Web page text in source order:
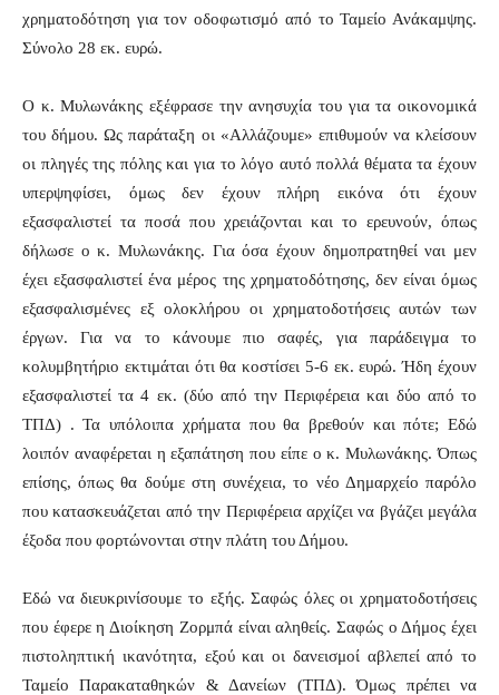
χρηματοδότηση για τον οδοφωτισμό από το Ταμείο Ανάκαμψης.
Σύνολο 28 εκ. ευρώ.
Ο κ. Μυλωνάκης εξέφρασε την ανησυχία του για τα οικονομικά
του δήμου. Ως παράταξη οι «Αλλάζουμε» επιθυμούν να κλείσουν
οι πληγές της πόλης και για το λόγο αυτό πολλά θέματα τα έχουν
υπερψηφίσει, όμως δεν έχουν πλήρη εικόνα ότι έχουν
εξασφαλιστεί τα ποσά που χρειάζονται και το ερευνούν, όπως
δήλωσε ο κ. Μυλωνάκης. Για όσα έχουν δημοπρατηθεί ναι μεν
έχει εξασφαλιστεί ένα μέρος της χρηματοδότησης, δεν είναι όμως
εξασφαλισμένες εξ ολοκλήρου οι χρηματοδοτήσεις αυτών των
έργων. Για να το κάνουμε πιο σαφές, για παράδειγμα το
κολυμβητήριο εκτιμάται ότι θα κοστίσει 5-6 εκ. ευρώ. Ήδη έχουν
εξασφαλιστεί τα 4 εκ. (δύο από την Περιφέρεια και δύο από το
ΤΠΔ) . Τα υπόλοιπα χρήματα που θα βρεθούν και πότε; Εδώ
λοιπόν αναφέρεται η εξαπάτηση που είπε ο κ. Μυλωνάκης. Όπως
επίσης, όπως θα δούμε στη συνέχεια, το νέο Δημαρχείο παρόλο
που κατασκευάζεται από την Περιφέρεια αρχίζει να βγάζει μεγάλα
έξοδα που φορτώνονται στην πλάτη του Δήμου.
Εδώ να διευκρινίσουμε το εξής. Σαφώς όλες οι χρηματοδοτήσεις
που έφερε η Διοίκηση Ζορμπά είναι αληθείς. Σαφώς ο Δήμος έχει
πιστοληπτική ικανότητα, εξού και οι δανεισμοί αβλεπεί από το
Ταμείο Παρακαταθηκών & Δανείων (ΤΠΔ). Όμως πρέπει να